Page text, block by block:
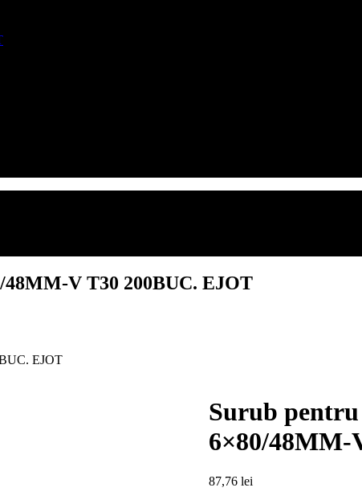
V T30 200BUC. EJOT
EJOT
Surub
6×80/48MM-
87,76 lei